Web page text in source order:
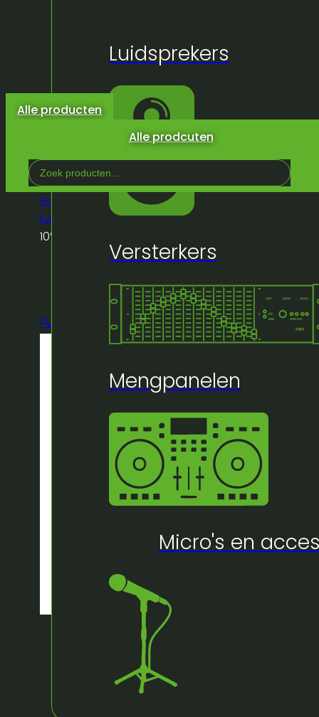
Alle prodcuten
producten
winkelwagen.
Luidsprekers
Versterkers
Mengpanelen
Micro's en
Alle producten
Search
...
Home
Winkel Geluid/Luidsprekers
luidsprekers
Topkasten/Jbl prx 710 topkast
10″
🔍